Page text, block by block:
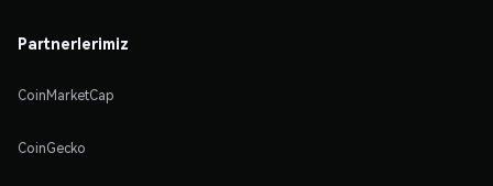
Partnerlerimiz
CoinMarketCap
CoinGecko